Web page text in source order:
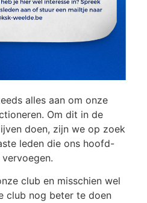
alles aan om onze
Om dit in de
doen, zijn we op zoek
leden die ons hoofd-
club en misschien wel
club nog beter te doen